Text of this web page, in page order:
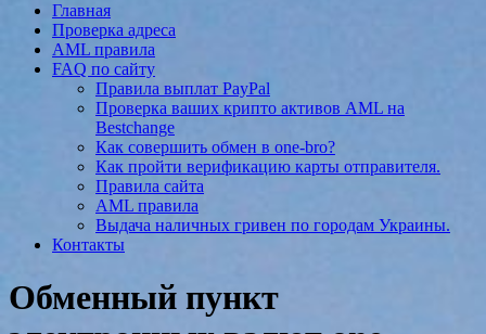
Главная
Проверка адреса
AML правила
FAQ по сайту
Правила выплат PayPal
Проверка ваших крипто активов AML на
Bestchange
Как совершить обмен в one-bro?
Как пройти верификацию карты отправителя.
Правила сайта
AML правила
Выдача наличных гривен по городам Украины.
Контакты
Обменный пункт